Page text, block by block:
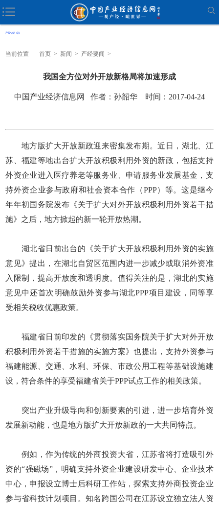
当前位置 首页 > 新闻 > 产经要闻 >
我国全方位对外开放新格局将加速形成
中国产业经济信息网 作者：孙韶华 时间：2017-04-24
地方版扩大开放新政迎来密集发布期。近日，湖北、江
苏、福建等地出台扩大开放积极利用外资的新政，包括支持
外资企业进入医疗养老等服务业、申请服务业发展基金，支
持外资企业参与政府和社会资本合作（PPP）等。这是继今
年年初国务院发布《关于扩大对外开放积极利用外资若干措
施》之后，地方掀起的新一轮开放热潮。
湖北省日前出台的《关于扩大开放积极利用外资的实施
意见》提出，在湖北自贸区范围内进一步减少或取消外资准
入限制，提高开放度和透明度。值得关注的是，湖北的实施
意见中还首次明确鼓励外资参与湖北PPP项目建设，同等享
受相关税收优惠政策。
福建省日前印发的《贯彻落实国务院关于扩大对外开放
积极利用外资若干措施的实施方案》也提出，支持外资参与
福建能源、交通、水利、环保、市政公用工程等基础设施建
设，符合条件的享受福建省关于PPP试点工作的相关政策。
突出产业升级导向和创新要素的引进，进一步培育外资
发展新动能，也是地方版扩大开放新政的一大共同特点。
例如，作为传统的外商投资大省，江苏省将打造吸引外
资的“强磁场”，明确支持外资企业建设研发中心、企业技术
中心，申报设立博士后科研工作站，探索支持外商投资企业
参与省科技计划项目。知名跨国公司在江苏设立独立法人资